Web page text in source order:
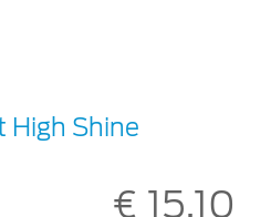
High Shine
€ 15,10